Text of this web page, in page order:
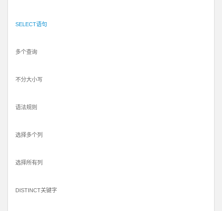
SELECT语句
多个查询
不分大小写
语法规则
选择多个列
选择所有列
DISTINCT关键字